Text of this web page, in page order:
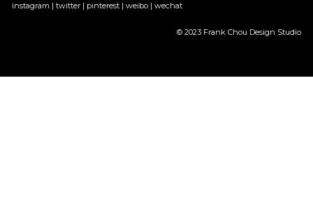
instagram | twitter | pinterest | weibo | wechat
© 2023 Frank Chou Design Studio